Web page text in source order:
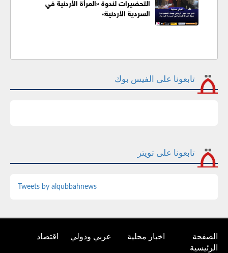
السردية الأردنية»
تابعونا على الفيس بوك
تابعونا على تويتر
Tweets by alqubbahnews
الصفحة
الرئيسية
اخبار محلية عربي ودولي اقتصاد